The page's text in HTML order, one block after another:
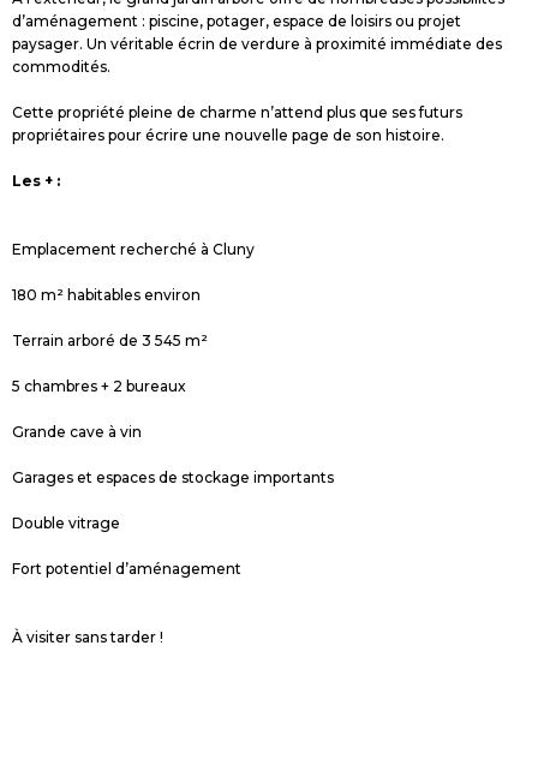
d’aménagement : piscine, potager, espace de loisirs ou projet
paysager. Un véritable écrin de verdure à proximité immédiate des
commodités.
Cette propriété pleine de charme n’attend plus que ses futurs
propriétaires pour écrire une nouvelle page de son histoire.
Les + :
Emplacement recherché à Cluny
180 m² habitables environ
Terrain arboré de 3 545 m²
5 chambres + 2 bureaux
Grande cave à vin
Garages et espaces de stockage importants
Double vitrage
Fort potentiel d’aménagement
À visiter sans tarder !